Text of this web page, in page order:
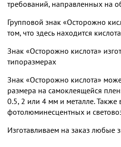
требований, направленных на
Групповой знак «Осторожно
том, что здесь находится
Знак «Осторожно кислота»
типоразмерах
Знак «Осторожно кислота»
размера на самоклеящейся
0.5, 2 или 4 мм и металле.
фотолюминесцентных и
Изготавливаем на заказ любые